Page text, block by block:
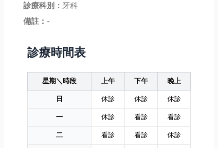
診療科別： 牙科
備註： -
診療時間表
星期＼時段 上午 下午
晚上
日
休診 休診
休診
一
休診 看診
看診
二
看診 看診
休診